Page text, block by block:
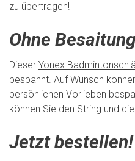
zu übertragen!
Ohne
Dieser Yonex
bespannt. Auf Wunsch
persönlichen Vorlieben
können Sie den String und
Jetzt bestellen!